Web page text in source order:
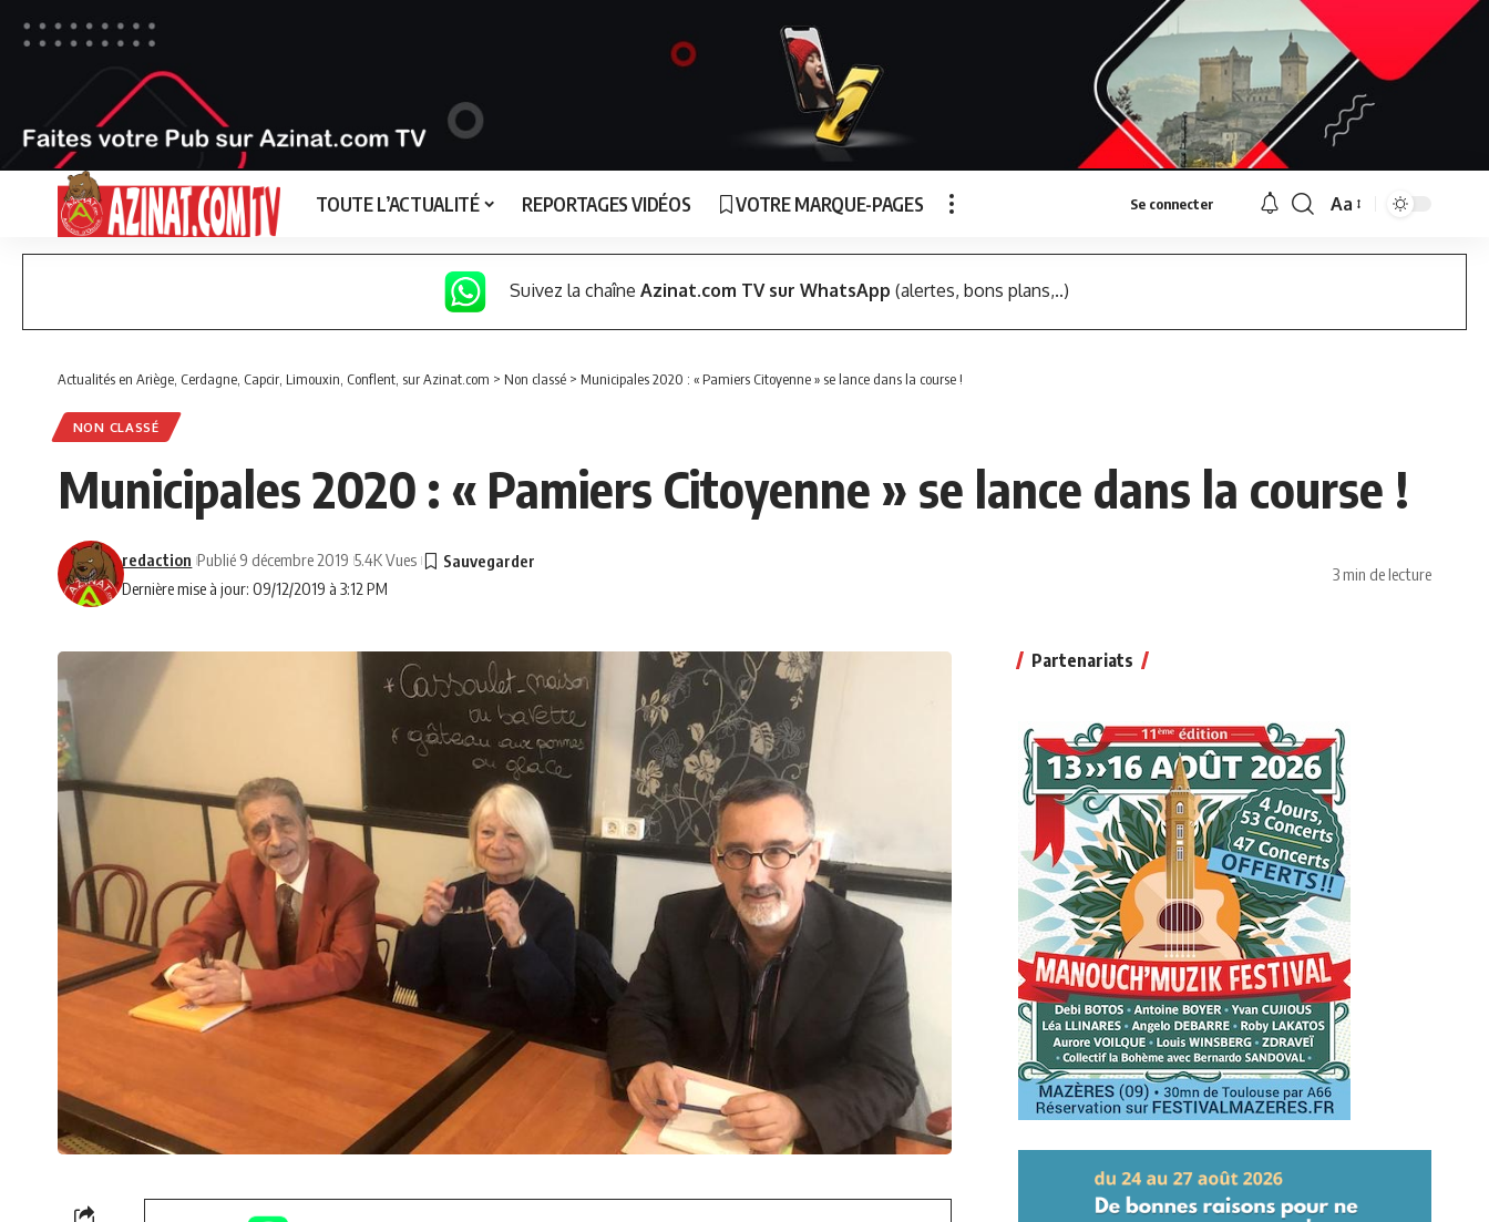
TOUTE L’ACTUALITÉ REPORTAGES VIDÉOS VOTRE MARQUE-PAGES Se connecter
Font
Aa
Suivez la chaîne Azinat.com TV sur WhatsApp (alertes, bons plans,..)
Actualités en Ariège, Cerdagne, Capcir, Limouxin, Conflent, sur Azinat.com > Non classé > Municipales 2020 : « Pamiers Citoyenne » se lance dans la course !
NON CLASSÉ
Municipales 2020 : « Pamiers Citoyenne » se lance dans la course !
Dernière mise à jour: 09/12/2019 à 3:12 PM
redaction Publié 9 décembre 2019 5.4K Vues
3 min de lecture
Partenariats